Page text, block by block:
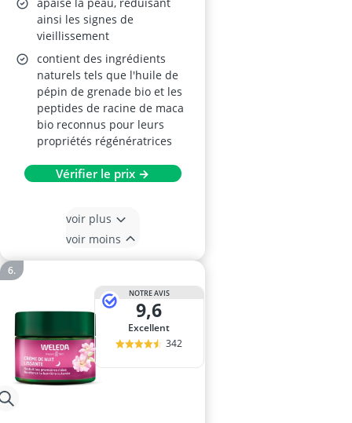
ainsi les signes de
vieillissement
contient des ingrédients
naturels tels que l'huile de
pépin de grenade bio et les
peptides de racine de maca
bio reconnus pour leurs
propriétés régénératrices
Vérifier le prix →
voir plus
voir moins
NOTRE AVIS
9,6
Excellent
342